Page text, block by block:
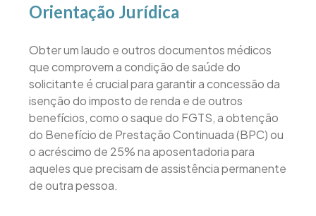
Orientação Jurídica
Obter um laudo e outros documentos médicos
que comprovem a condição de saúde do
solicitante é crucial para garantir a concessão da
isenção do imposto de renda e de outros
benefícios, como o saque do FGTS, a obtenção
do Benefício de Prestação Continuada (BPC) ou
o acréscimo de 25% na aposentadoria para
aqueles que precisam de assistência permanente
de outra pessoa.